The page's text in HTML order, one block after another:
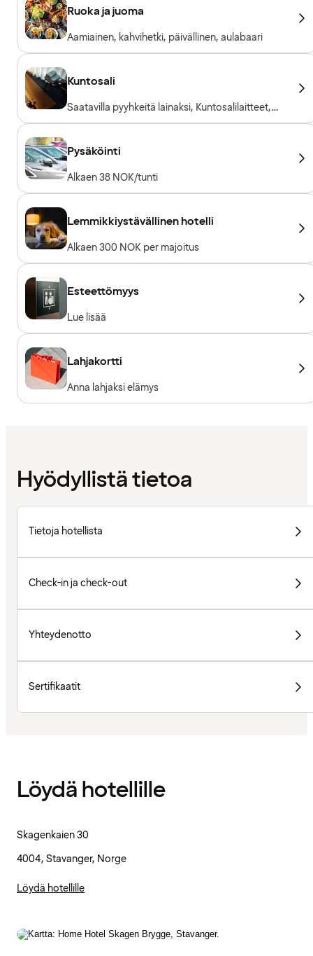
Ruoka ja juoma
Aamiainen, kahvihetki, päivällinen, aulabaari
Kuntosali
Saatavilla pyyhkeitä lainaksi, Kuntosalilaitteet,
Kardiolaitteet, Vapaapainot
Pysäköinti
Alkaen 38 NOK/tunti
Lemmikkiystävällinen hotelli
Alkaen 300 NOK per majoitus
Esteettömyys
Lue lisää
Lahjakortti
Anna lahjaksi elämys
Hyödyllistä tietoa
Tietoja hotellista
Check-in ja check-out
Yhteydenotto
Sertifikaatit
Löydä hotellille
Skagenkaien 30
4004, Stavanger, Norge
Löydä hotellille